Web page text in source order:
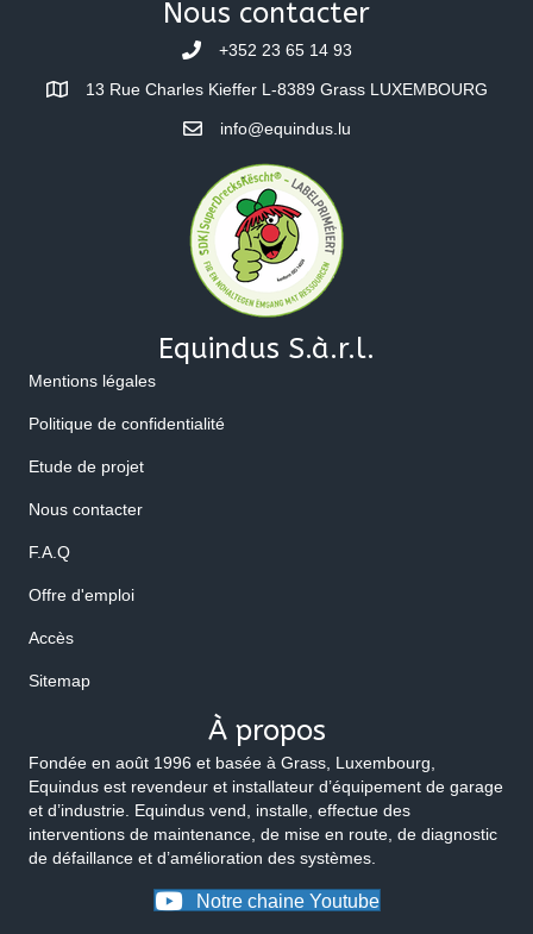
Nous contacter
+352 23 65 14 93
13 Rue Charles Kieffer L-8389 Grass LUXEMBOURG
info@equindus.lu
Equindus S.à.r.l.
Mentions légales
Politique de confidentialité
Etude de projet
Nous contacter
F.A.Q
Offre d'emploi
Accès
Sitemap
À propos
Fondée en août 1996 et basée à Grass, Luxembourg,
Equindus est revendeur et installateur d’équipement de garage
et d’industrie. Equindus vend, installe, effectue des
interventions de maintenance, de mise en route, de diagnostic
de défaillance et d’amélioration des systèmes.
Notre chaine Youtube